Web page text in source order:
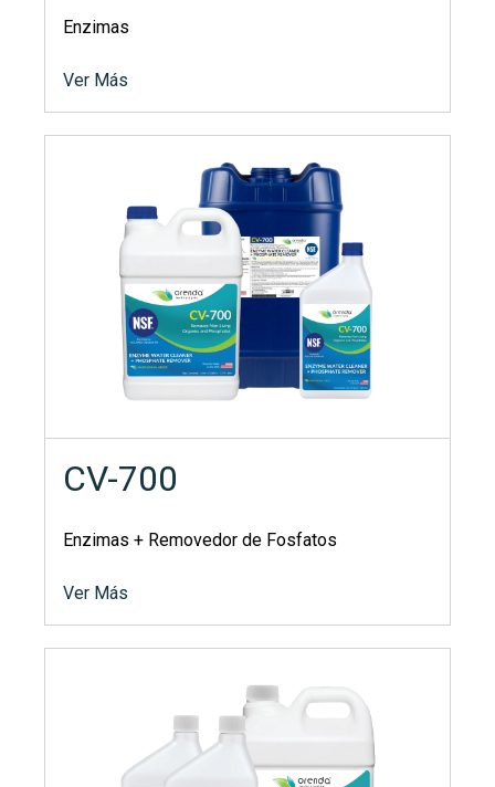
Enzimas
Ver Más
CV-700
Enzimas + Removedor de Fosfatos
Ver Más